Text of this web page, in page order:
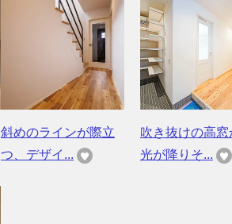
斜めのラインが際立
つ、デザイ...
吹き抜けの高窓
光が降りそ...